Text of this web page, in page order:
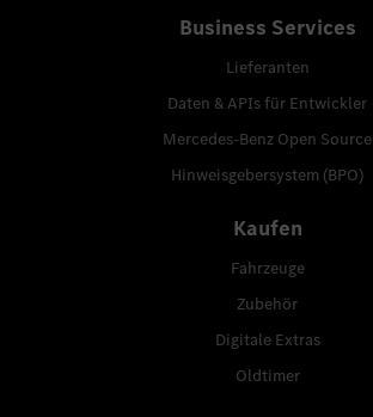
Business Services
Lieferanten
Daten & APIs für Entwickler
Mercedes-Benz Open Source
Hinweisgebersystem (BPO)
Kaufen
Fahrzeuge
Zubehör
Digitale Extras
Oldtimer